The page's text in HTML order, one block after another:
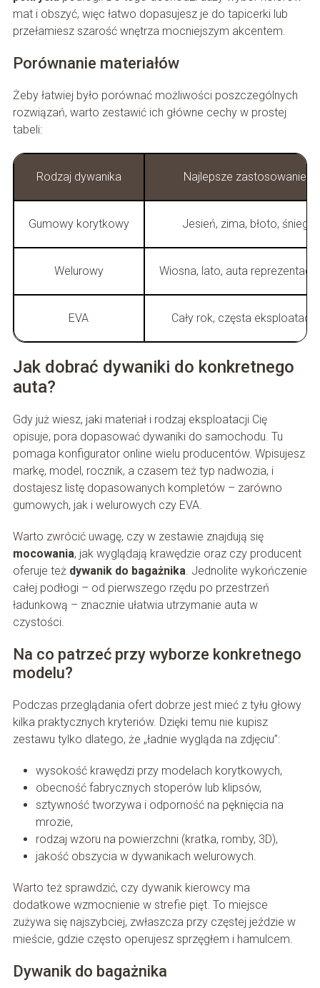
mat i obszyć, więc łatwo dopasujesz je do tapicerki lub
przełamiesz szarość wnętrza mocniejszym akcentem.
Porównanie materiałów
Żeby łatwiej było porównać możliwości poszczególnych
rozwiązań, warto zestawić ich główne cechy w prostej
tabeli:
Rodzaj dywanika Najlepsze zastosowanie
Gumowy korytkowy Jesień, zima, błoto, śnieg
Welurowy Wiosna, lato, auta
EVA Cały rok, częsta eksploatacja
Jak dobrać dywaniki do konkretnego
auta?
Gdy już wiesz, jaki materiał i rodzaj eksploatacji Cię
opisuje, pora dopasować dywaniki do samochodu. Tu
pomaga konfigurator online wielu producentów. Wpisujesz
markę, model, rocznik, a czasem też typ nadwozia, i
dostajesz listę dopasowanych kompletów – zarówno
gumowych, jak i welurowych czy EVA.
Warto zwrócić uwagę, czy w zestawie znajdują się
mocowania, jak wyglądają krawędzie oraz czy producent
oferuje też dywanik do bagażnika. Jednolite wykończenie
całej podłogi – od pierwszego rzędu po przestrzeń
ładunkową – znacznie ułatwia utrzymanie auta w
czystości.
Na co patrzeć przy wyborze konkretnego
modelu?
Podczas przeglądania ofert dobrze jest mieć z tyłu głowy
kilka praktycznych kryteriów. Dzięki temu nie kupisz
zestawu tylko dlatego, że „ładnie wygląda na zdjęciu”:
wysokość krawędzi przy modelach korytkowych,
obecność fabrycznych stoperów lub klipsów,
sztywność tworzywa i odporność na pęknięcia na
mrozie,
rodzaj wzoru na powierzchni (kratka, romby, 3D),
jakość obszycia w dywanikach welurowych.
Warto też sprawdzić, czy dywanik kierowcy ma
dodatkowe wzmocnienie w strefie pięt. To miejsce
zużywa się najszybciej, zwłaszcza przy częstej jeździe w
mieście, gdzie często operujesz sprzęgłem i hamulcem.
Dywanik do bagażnika